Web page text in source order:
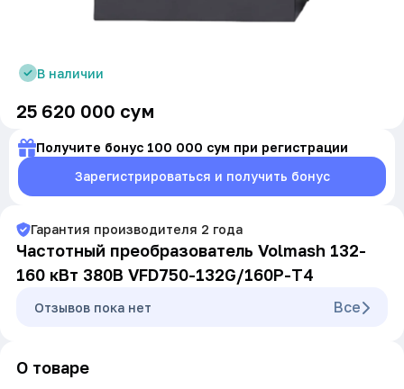
В наличии
25 620 000 сум
Получите бонус 100 000 сум при регистрации
Зарегистрироваться и получить бонус
Гарантия производителя 2 года
Частотный преобразователь Volmash 132-
160 кВт 380В VFD750-132G/160P-T4
Oтзывов пока нет Все
О товаре